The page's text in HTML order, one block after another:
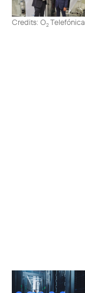
Credits: O2Telefónica